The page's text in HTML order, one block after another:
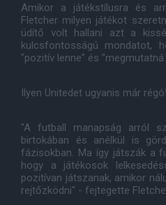
Amikor a játékstílusra és
Fletcher milyen játékot
üdítő volt hallani azt a
kulcsfontosságú mondatot,
"pozitív lenne" és "megmutatná
Ilyen Unitedet ugyanis már
"A futball manapság arról
birtokában és anélkül is
fázisokban. Ma így játszák a
hogy a játékosok
pozitívan játszanak, amikor
rejtőzködni" - fejtegette